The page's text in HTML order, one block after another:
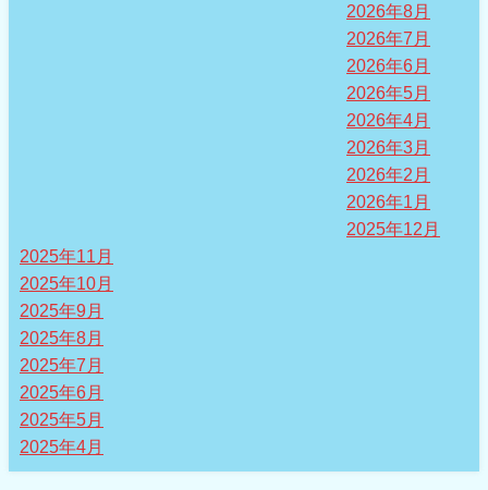
2026年8月
2026年7月
2026年6月
2026年5月
2026年4月
2026年3月
2026年2月
2026年1月
2025年12月
2025年11月
2025年10月
2025年9月
2025年8月
2025年7月
2025年6月
2025年5月
2025年4月